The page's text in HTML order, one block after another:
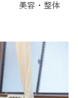
美容・整体